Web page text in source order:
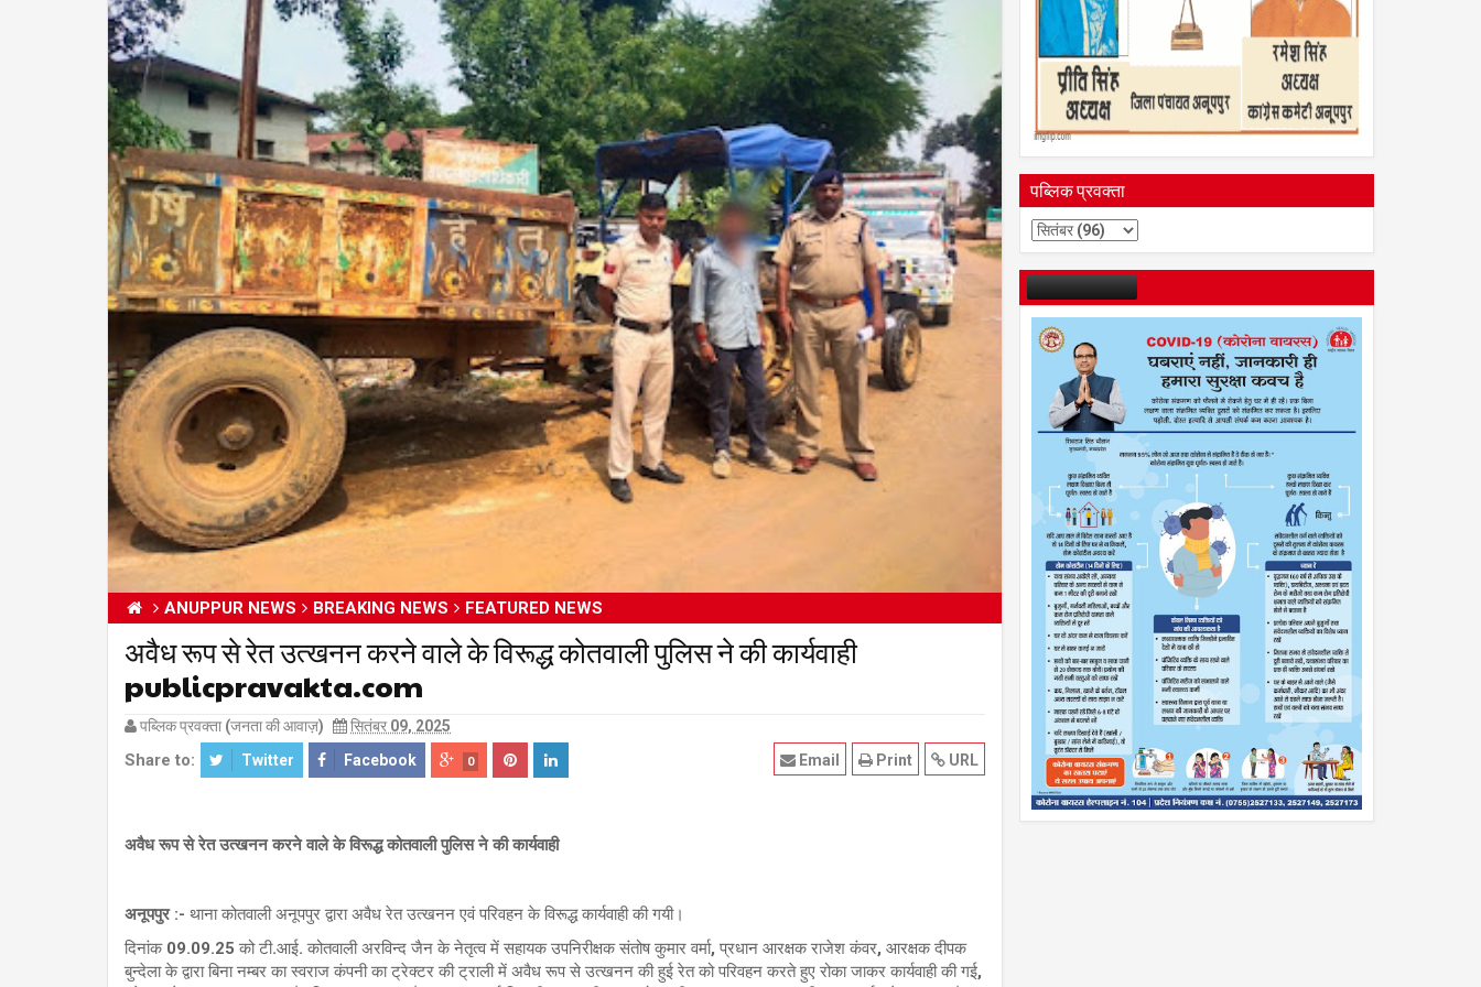
ANUPPUR NEWS BREAKING NEWS FEATURED NEWS
अवैध रूप से रेत उत्खनन करने वाले के विरूद्ध कोतवाली पुलिस ने की कार्यवाही
publicpravakta.com
पब्लिक प्रवक्ता (जनता की आवाज़) सितंबर 09, 2025
Share to: Twitter Facebook 0 URL
Print
Email
अवैध रूप से रेत उत्खनन करने वाले के विरूद्ध कोतवाली पुलिस ने की कार्यवाही
अनूपपुर :- थाना कोतवाली अनूपपुर द्वारा अवैध रेत उत्खनन एवं परिवहन के विरूद्ध कार्यवाही की गयी।
दिनांक 09.09.25 को टी.आई. कोतवाली अरविन्द जैन के नेतृत्व में सहायक उपनिरीक्षक संतोष कुमार वर्मा, प्रधान आरक्षक राजेश कंवर, आरक्षक दीपक
बुन्देला के द्वारा बिना नम्बर का स्वराज कंपनी का ट्रेक्टर की ट्राली में अवैध रूप से उत्खनन की हुई रेत को परिवहन करते हुए रोका जाकर कार्यवाही की गई,
पब्लिक प्रवक्ता